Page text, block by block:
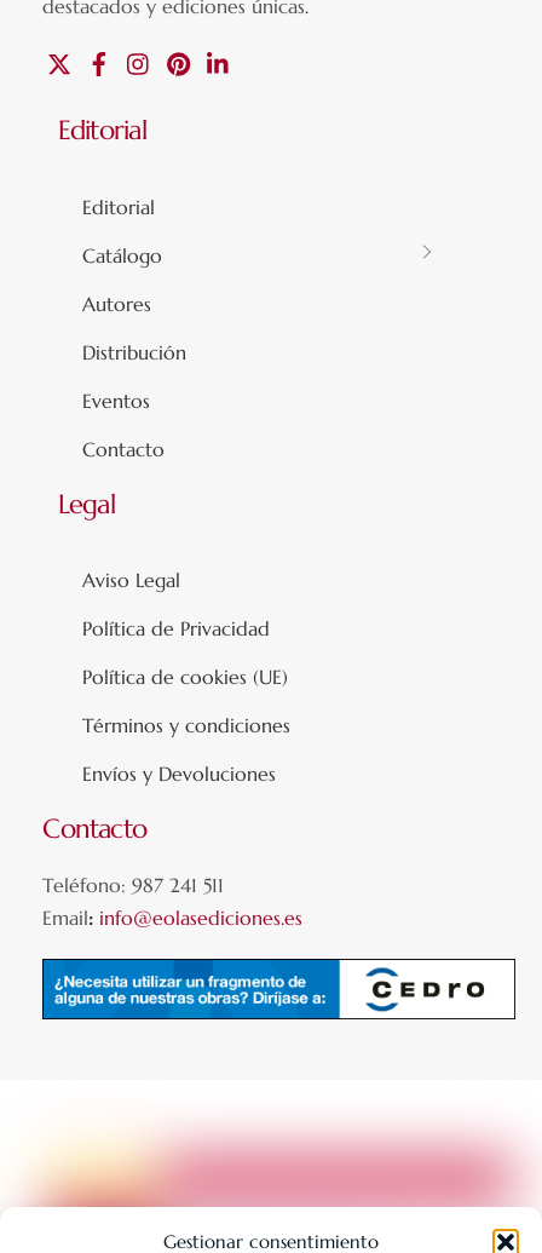
Gestionar consentimiento
destacados y ediciones únicas.
FacebookInstagramPinterest
Editorial
Editorial
Catálogo
Autores
Distribución
Eventos
Contacto
Legal
Aviso Legal
Política de Privacidad
Política de cookies (UE)
Términos y condiciones
Envíos y Devoluciones
Contacto
Teléfono: 987 241 511
Email: info@eolasediciones.es